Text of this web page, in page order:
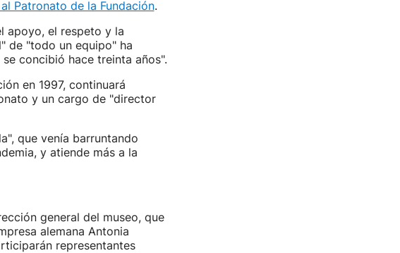
Patronato de la Fundación.
apoyo, el respeto y la
de "todo un equipo" ha
concibió hace treinta años".
en 1997, continuará
y un cargo de "director
que venía barruntando
y atiende más a la
general del museo, que
alemana Antonia
representantes